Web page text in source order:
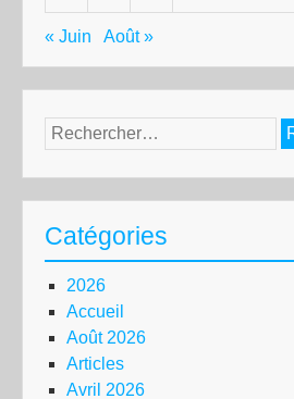
« Juin Août »
Rechercher :
Catégories
2026
Accueil
Août 2026
Articles
Avril 2026